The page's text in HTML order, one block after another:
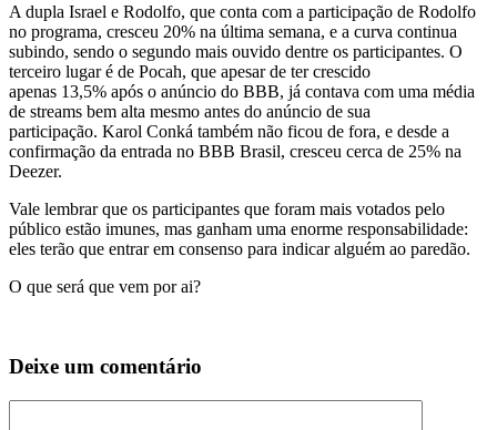
A dupla Israel e Rodolfo, que conta com a participação de Rodolfo
no programa, cresceu 20% na última semana, e a curva continua
subindo, sendo o segundo mais ouvido dentre os participantes. O
terceiro lugar é de Pocah, que apesar de ter crescido
apenas 13,5% após o anúncio do BBB, já contava com uma média
de streams bem alta mesmo antes do anúncio de sua
participação. Karol Conká também não ficou de fora, e desde a
confirmação da entrada no BBB Brasil, cresceu cerca de 25% na
Deezer.
Vale lembrar que os participantes que foram mais votados pelo
público estão imunes, mas ganham uma enorme responsabilidade:
eles terão que entrar em consenso para indicar alguém ao paredão.
O que será que vem por ai?
Deixe um comentário